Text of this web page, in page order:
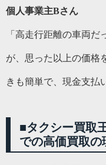
個人事業主Bさん
「高走行距離の車両
が、思った以上の価格
きも簡単で、現金支払
■タクシー買取
での高価買取の